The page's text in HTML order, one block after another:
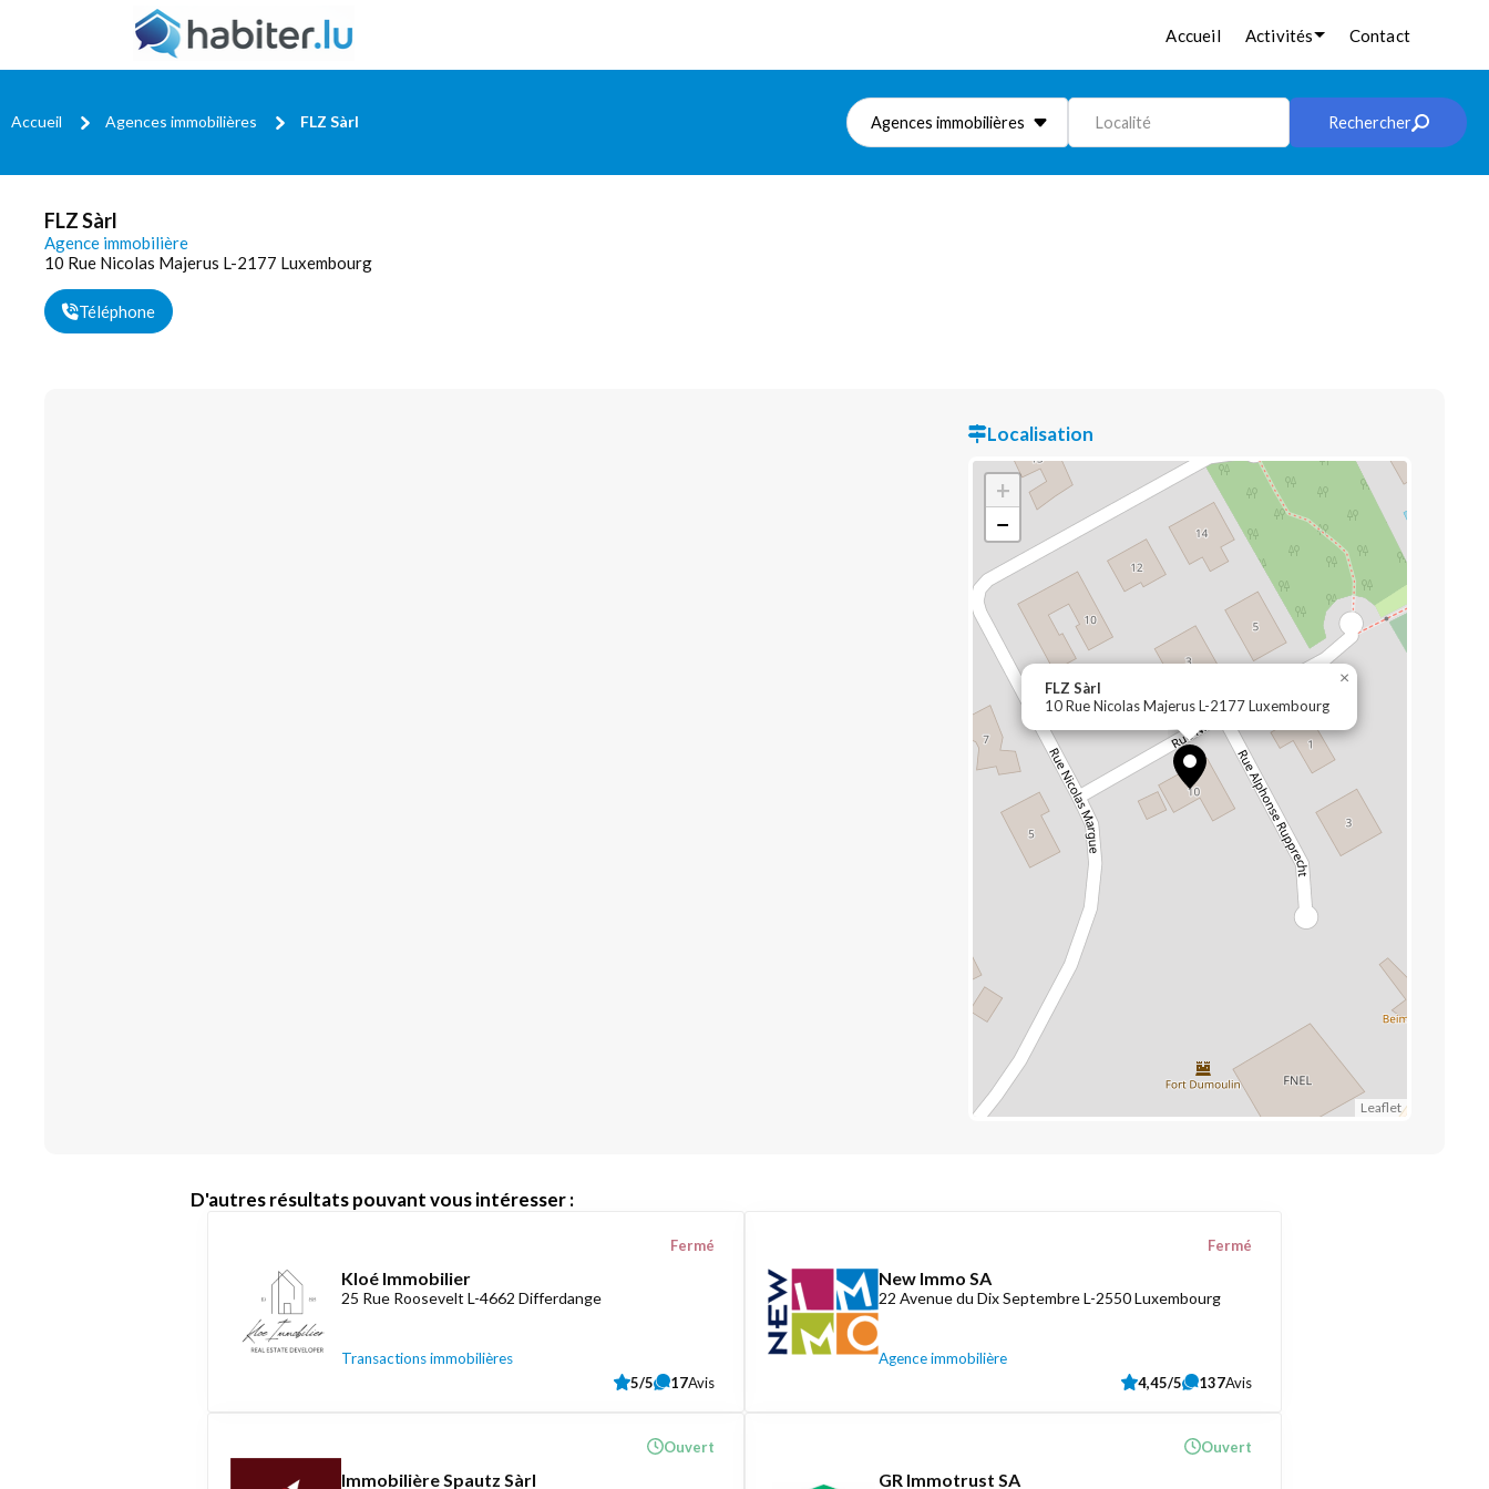
Accueil Activités Contact
Accueil Agences immobilières FLZ Sàrl Agences immobilières Localité Rechercher
FLZ Sàrl
Agence immobilière
10 Rue Nicolas Majerus L-2177 Luxembourg
Téléphone
Localisation
FLZ Sàrl
10 Rue Nicolas Majerus L-2177 Luxembourg
×
+
−
Leaflet
D'autres résultats pouvant vous intéresser :
Kloé Immobilier
25 Rue Roosevelt L-4662 Differdange
Transactions immobilières
Fermé
5/5 17Avis
New Immo SA
22 Avenue du Dix Septembre L-2550 Luxembourg
Agence immobilière
Fermé
4,45/5 137Avis
Immobilière Spautz Sàrl
Ouvert
GR Immotrust SA
Ouvert